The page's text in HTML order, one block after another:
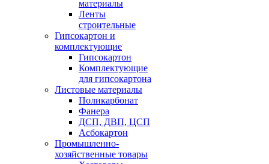
материалы
Ленты
строительные
Гипсокартон и
комплектующие
Гипсокартон
Комплектующие
для гипсокартона
Листовые материалы
Поликарбонат
Фанера
ДСП, ДВП, ЦСП
Асбокартон
Промышленно-
хозяйственные товары